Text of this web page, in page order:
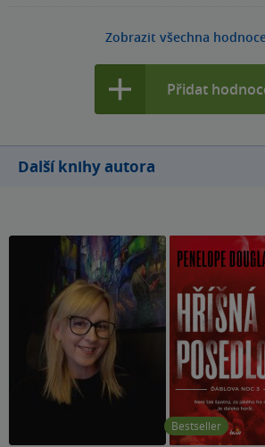
Zobrazit všechna
Přidat
Další knihy autora
Bestseller